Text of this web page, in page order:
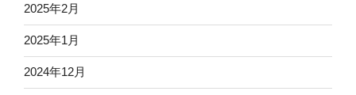
2025年2月
2025年1月
2024年12月